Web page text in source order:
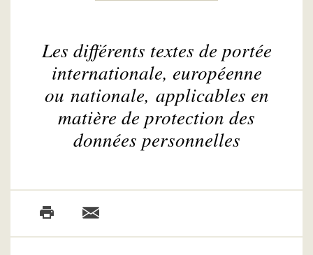
Les différents textes de portée
internationale, européenne
ou nationale, applicables en
matière de protection des
données personnelles